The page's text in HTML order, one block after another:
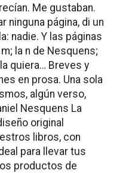
Me gustaban.
ninguna página, di un
nadie. Y las páginas
la n de Nesquens;
quiera… Breves y
en prosa. Una sola
algún verso,
Nesquens La
original
libros, con
para llevar tus
productos de